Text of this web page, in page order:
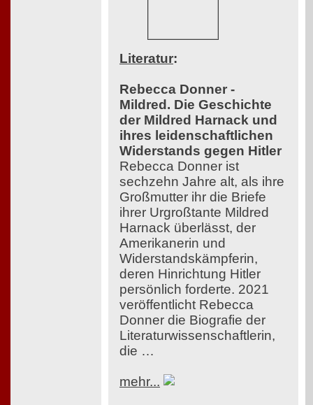
Literatur:
Rebecca Donner -
Mildred. Die Geschichte
der Mildred Harnack und
ihres leidenschaftlichen
Widerstands gegen Hitler
Rebecca Donner ist
sechzehn Jahre alt, als ihre
Großmutter ihr die Briefe
ihrer Urgroßtante Mildred
Harnack überlässt, der
Amerikanerin und
Widerstandskämpferin,
deren Hinrichtung Hitler
persönlich forderte. 2021
veröffentlicht Rebecca
Donner die Biografie der
Literaturwissenschaftlerin,
die …
mehr...